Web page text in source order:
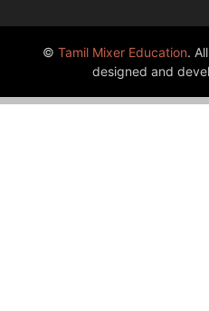
© Tamil Mixer Education.
designed and